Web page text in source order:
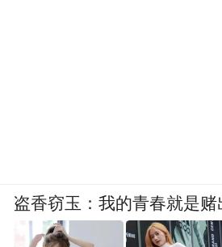
盗香窃玉：我的青春就是赌